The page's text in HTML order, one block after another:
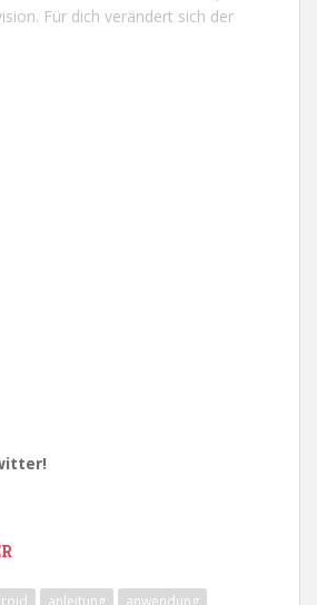
Für dich verändert sich der
anleitung anwendung